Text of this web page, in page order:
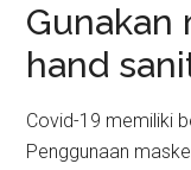
Gunakan
hand
Covid-19 memiliki
Penggunaan